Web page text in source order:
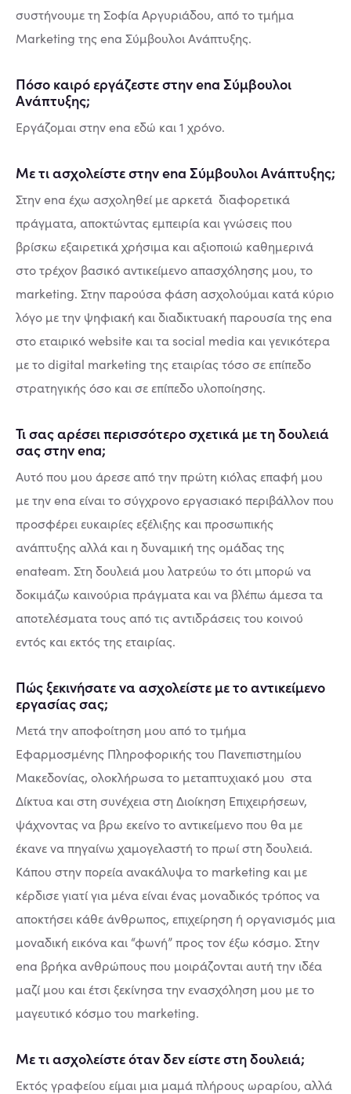
συστήνουμε τη Σοφία Αργυριάδου, από το τμήμα
Marketing της ena Σύμβουλοι Ανάπτυξης.
Πόσο καιρό εργάζεστε στην ena Σύμβουλοι
Ανάπτυξης;
Εργάζομαι στην ena εδώ και 1 χρόνο.
Με τι ασχολείστε στην ena Σύμβουλοι Ανάπτυξης;
Στην ena έχω ασχοληθεί με αρκετά διαφορετικά
πράγματα, αποκτώντας εμπειρία και γνώσεις που
βρίσκω εξαιρετικά χρήσιμα και αξιοποιώ καθημερινά
στο τρέχον βασικό αντικείμενο απασχόλησης μου, το
marketing. Στην παρούσα φάση ασχολούμαι κατά κύριο
λόγο με την ψηφιακή και διαδικτυακή παρουσία της ena
στο εταιρικό website και τα social media και γενικότερα
με το digital marketing της εταιρίας τόσο σε επίπεδο
στρατηγικής όσο και σε επίπεδο υλοποίησης.
Τι σας αρέσει περισσότερο σχετικά με τη δουλειά
σας στην ena;
Αυτό που μου άρεσε από την πρώτη κιόλας επαφή μου
με την ena είναι το σύγχρονο εργασιακό περιβάλλον που
προσφέρει ευκαιρίες εξέλιξης και προσωπικής
ανάπτυξης αλλά και η δυναμική της ομάδας της
enateam. Στη δουλειά μου λατρεύω το ότι μπορώ να
δοκιμάζω καινούρια πράγματα και να βλέπω άμεσα τα
αποτελέσματα τους από τις αντιδράσεις του κοινού
εντός και εκτός της εταιρίας.
Πώς ξεκινήσατε να ασχολείστε με το αντικείμενο
εργασίας σας;
Μετά την αποφοίτηση μου από το τμήμα
Εφαρμοσμένης Πληροφορικής του Πανεπιστημίου
Μακεδονίας, ολοκλήρωσα το μεταπτυχιακό μου στα
Δίκτυα και στη συνέχεια στη Διοίκηση Επιχειρήσεων,
ψάχνοντας να βρω εκείνο το αντικείμενο που θα με
έκανε να πηγαίνω χαμογελαστή το πρωί στη δουλειά.
Κάπου στην πορεία ανακάλυψα το marketing και με
κέρδισε γιατί για μένα είναι ένας μοναδικός τρόπος να
αποκτήσει κάθε άνθρωπος, επιχείρηση ή οργανισμός μια
μοναδική εικόνα και “φωνή” προς τον έξω κόσμο. Στην
ena βρήκα ανθρώπους που μοιράζονται αυτή την ιδέα
μαζί μου και έτσι ξεκίνησα την ενασχόληση μου με το
μαγευτικό κόσμο του marketing.
Με τι ασχολείστε όταν δεν είστε στη δουλειά;
Εκτός γραφείου είμαι μια μαμά πλήρους ωραρίου, αλλά